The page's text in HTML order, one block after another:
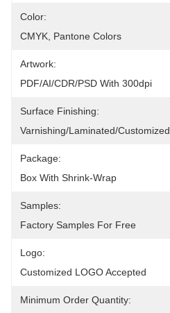
Color:
CMYK, Pantone Colors
Artwork:
PDF/AI/CDR/PSD With 300dpi
Surface Finishing:
Varnishing/Laminated/Customized
Package:
Box With Shrink-Wrap
Samples:
Factory Samples For Free
Logo:
Customized LOGO Accepted
Minimum Order Quantity: